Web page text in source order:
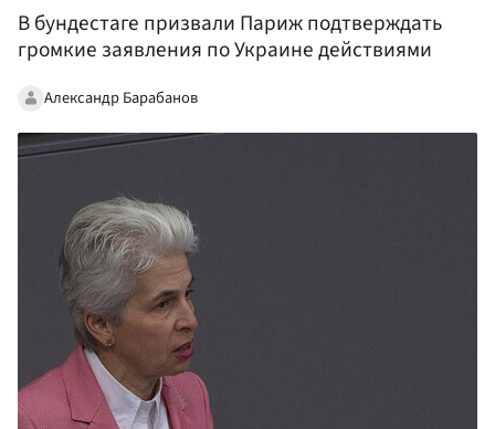
В бундестаге призвали Париж подтверждать
громкие заявления по Украине действиями
Александр Барабанов